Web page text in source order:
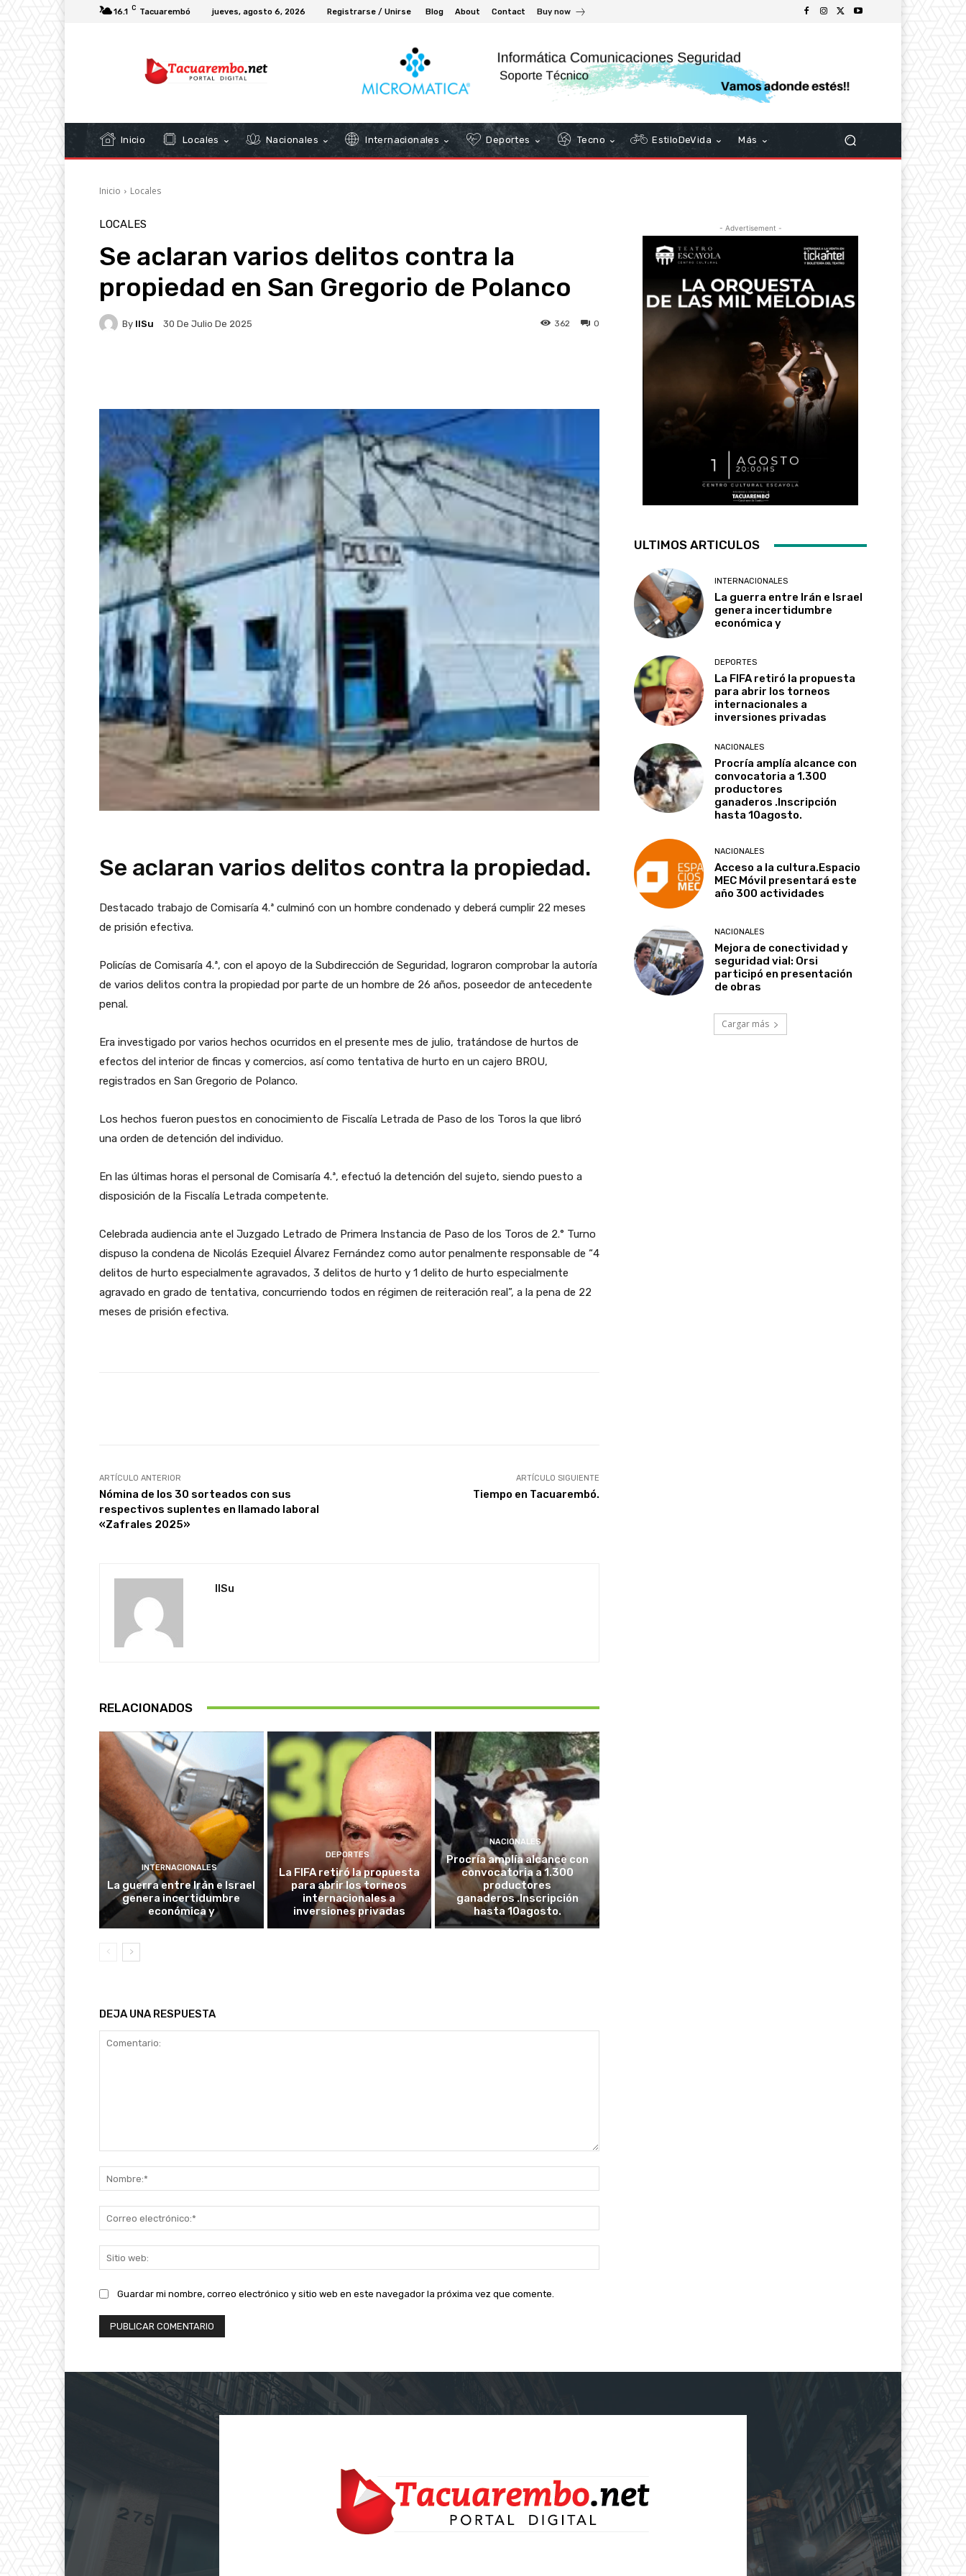
16.1 C Tacuarembó jueves, agosto 6, 2026 Registrarse / Unirse Blog About Contact Buy now
Inicio Locales Nacionales Internacionales Deportes Tecno EstiloDeVida Más
Inicio Locales
LOCALES
Se aclaran varios delitos contra la
propiedad en San Gregorio de Polanco
By IlSu 30 De Julio De 2025 0
362
Se aclaran varios delitos contra la propiedad.
Destacado trabajo de Comisaría 4.ª culminó con un hombre condenado y deberá cumplir 22 meses
de prisión efectiva.
Policías de Comisaría 4.ª, con el apoyo de la Subdirección de Seguridad, lograron comprobar la autoría
de varios delitos contra la propiedad por parte de un hombre de 26 años, poseedor de antecedente
penal.
Era investigado por varios hechos ocurridos en el presente mes de julio, tratándose de hurtos de
efectos del interior de fincas y comercios, así como tentativa de hurto en un cajero BROU,
registrados en San Gregorio de Polanco.
Los hechos fueron puestos en conocimiento de Fiscalía Letrada de Paso de los Toros la que libró
una orden de detención del individuo.
En las últimas horas el personal de Comisaría 4.ª, efectuó la detención del sujeto, siendo puesto a
disposición de la Fiscalía Letrada competente.
Celebrada audiencia ante el Juzgado Letrado de Primera Instancia de Paso de los Toros de 2.° Turno
dispuso la condena de Nicolás Ezequiel Álvarez Fernández como autor penalmente responsable de “4
delitos de hurto especialmente agravados, 3 delitos de hurto y 1 delito de hurto especialmente
agravado en grado de tentativa, concurriendo todos en régimen de reiteración real”, a la pena de 22
meses de prisión efectiva.
ARTÍCULO ANTERIOR
Nómina de los 30 sorteados con sus
respectivos suplentes en llamado laboral
«Zafrales 2025»
ARTÍCULO SIGUIENTE
Tiempo en Tacuarembó.
IlSu
RELACIONADOS
INTERNACIONALES
La guerra entre Irán e Israel
genera incertidumbre
económica y
DEPORTES
La FIFA retiró la propuesta
para abrir los torneos
internacionales a
inversiones privadas
NACIONALES
Procría amplía alcance con
convocatoria a 1.300
productores
ganaderos .Inscripción
hasta 10agosto.
DEJA UNA RESPUESTA
electrónico:*
web:
Guardar mi nombre, correo electrónico y sitio web en este navegador la próxima vez que comente.
- Advertisement -
ULTIMOS ARTICULOS
INTERNACIONALES
La guerra entre Irán e Israel
genera incertidumbre
económica y
DEPORTES
La FIFA retiró la propuesta
para abrir los torneos
internacionales a
inversiones privadas
NACIONALES
Procría amplía alcance con
convocatoria a 1.300
productores
ganaderos .Inscripción
hasta 10agosto.
NACIONALES
Acceso a la cultura.Espacio
MEC Móvil presentará este
año 300 actividades
NACIONALES
Mejora de conectividad y
seguridad vial: Orsi
participó en presentación
de obras
Cargar más